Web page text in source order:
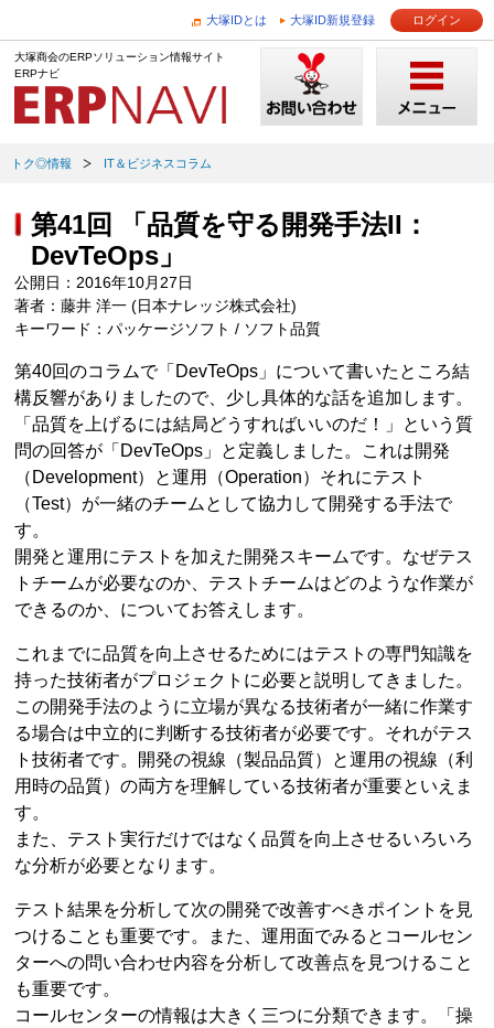
大塚IDとは 大塚ID新規登録 ログイン
大塚商会のERPソリューション情報サイト
ERPナビ
トク◎情報 IT＆ビジネスコラム
第41回 「品質を守る開発手法II：
DevTeOps」
公開日：2016年10月27日
著者：藤井 洋一 (日本ナレッジ株式会社)
キーワード：パッケージソフト / ソフト品質
第40回のコラムで「DevTeOps」について書いたところ結
構反響がありましたので、少し具体的な話を追加します。
「品質を上げるには結局どうすればいいのだ！」という質
問の回答が「DevTeOps」と定義しました。これは開発
（Development）と運用（Operation）それにテスト
（Test）が一緒のチームとして協力して開発する手法で
す。
開発と運用にテストを加えた開発スキームです。なぜテス
トチームが必要なのか、テストチームはどのような作業が
できるのか、についてお答えします。
これまでに品質を向上させるためにはテストの専門知識を
持った技術者がプロジェクトに必要と説明してきました。
この開発手法のように立場が異なる技術者が一緒に作業す
る場合は中立的に判断する技術者が必要です。それがテス
ト技術者です。開発の視線（製品品質）と運用の視線（利
用時の品質）の両方を理解している技術者が重要といえま
す。
また、テスト実行だけではなく品質を向上させるいろいろ
な分析が必要となります。
テスト結果を分析して次の開発で改善すべきポイントを見
つけることも重要です。また、運用面でみるとコールセン
ターへの問い合わせ内容を分析して改善点を見つけること
も重要です。
コールセンターの情報は大きく三つに分類できます。「操